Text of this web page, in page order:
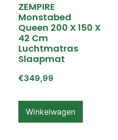
ZEMPIRE
Monstabed
Queen 200 X 150 X
42 Cm
Luchtmatras
Slaapmat
€349,99
Winkelwagen